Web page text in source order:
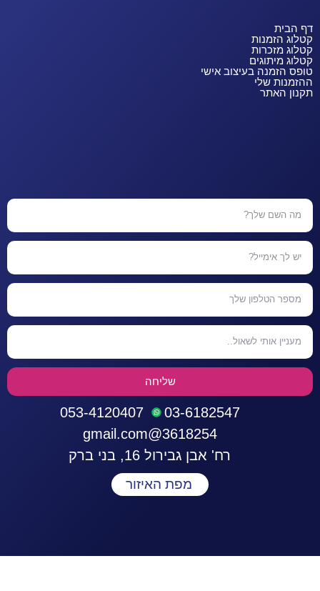
דף הבית
קטלוג הזמנות
קטלוג מזכרות
קטלוג מיתוגים
טופס הזמנה בעיצוב אישי
ההזמנות שלי
תקנון האתר
שליחה
03-6182547
053-4120407
3618254@gmail.com
רח' אבן גבירול 16, בני ברק
מפת האיזור